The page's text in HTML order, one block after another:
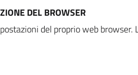
DEL BROWSER
del proprio web